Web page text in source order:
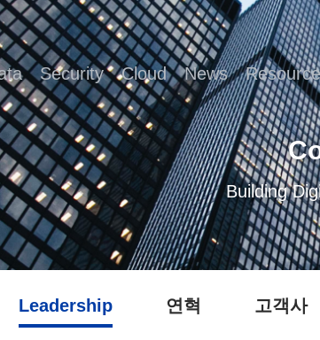
Security Cloud News
Building
Leadership 연혁 고객사